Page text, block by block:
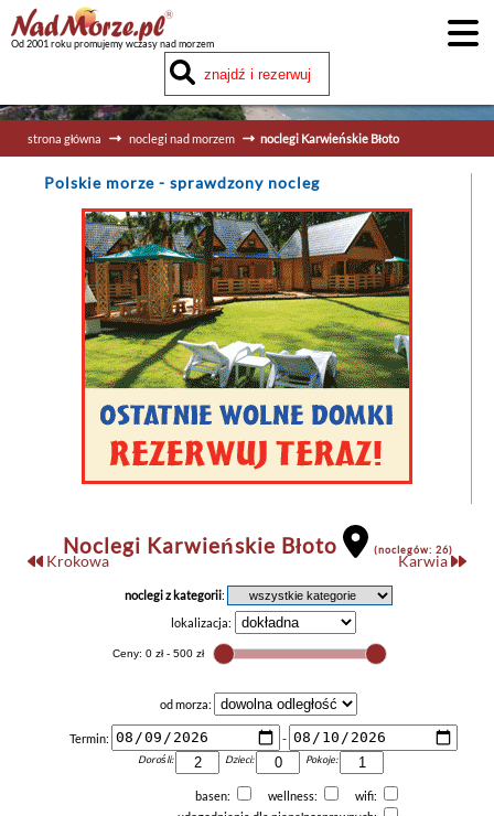
Od 2001 roku promujemy wczasy nad morzem
strona główna noclegi nad morzem noclegi Karwieńskie Błoto
Polskie morze - sprawdzony nocleg
Noclegi Karwieńskie Błoto (noclegów: 26)
Krokowa Karwia
noclegi z kategorii:
lokalizacja:
od morza:
Termin: -
Dorośli: Dzieci: Pokoje:
basen: wellness:
wifi: